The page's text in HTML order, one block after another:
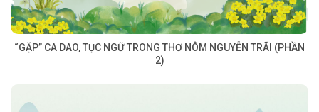
“GẶP” CA DAO, TỤC NGỮ TRONG THƠ NÔM NGUYỄN TRÃI (PHẦN
2)